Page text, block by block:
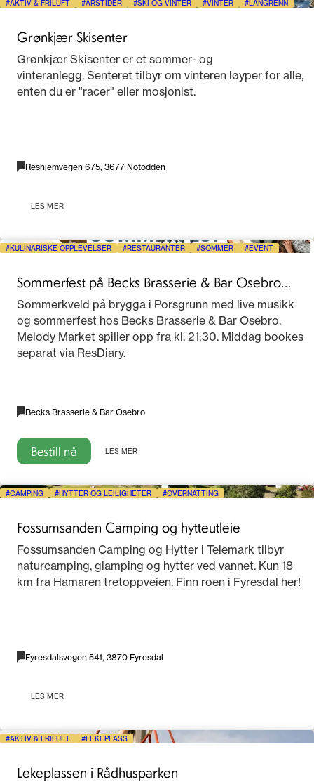
AKTIV & FRILUFT ÅRSTIDER SKI OG VINTER VINTER LANGRENN
Grønkjær Skisenter
Grønkjær Skisenter er et sommer- og
vinteranlegg. Senteret tilbyr om vinteren løyper for alle,
enten du er "racer" eller mosjonist.
Reshjemvegen 675, 3677 Notodden
LES MER
KULINARISKE OPPLEVELSER RESTAURANTER SOMMER EVENT
Sommerfest på Becks Brasserie & Bar Osebro
2026
Sommerkveld på brygga i Porsgrunn med live musikk
og sommerfest hos Becks Brasserie & Bar Osebro.
Melody Market spiller opp fra kl. 21:30. Middag bookes
separat via ResDiary.
Becks Brasserie & Bar Osebro
Bestill nå LES MER
CAMPING HYTTER OG LEILIGHETER OVERNATTING
Fossumsanden Camping og hytteutleie
Fossumsanden Camping og Hytter i Telemark tilbyr
naturcamping, glamping og hytter ved vannet. Kun 18
km fra Hamaren tretoppveien. Finn roen i Fyresdal her!
Fyresdalsvegen 541, 3870 Fyresdal
LES MER
AKTIV & FRILUFT LEKEPLASS
Lekeplassen i Rådhusparken